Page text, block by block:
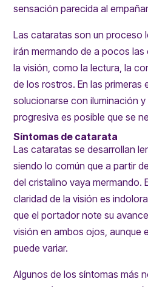
sensación parecida al
Las cataratas son un proceso
irán mermando de a pocos
la visión, como la lectura, la
de los rostros. En las primeras
solucionarse con iluminación
progresiva es posible que se
Síntomas de catarata
Las cataratas se desarrollan
siendo lo común que a partir
del cristalino vaya mermando.
claridad de la visión es
que el portador note su
visión en ambos ojos, aunque
puede variar.
Algunos de los síntomas más